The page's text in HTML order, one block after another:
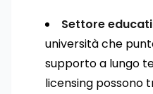
Settore
università che
supporto a lungo
licensing possono